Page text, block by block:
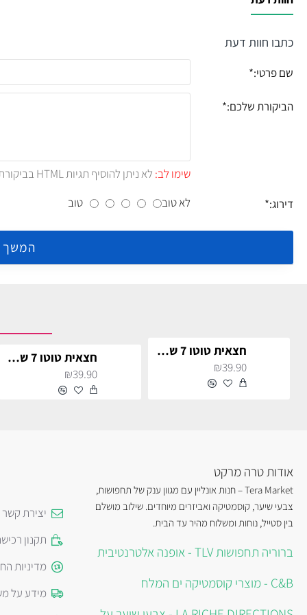
כתבו חוות דעת
שם פרטי:
הביקורת שלכם:
שימו לב: לא ניתן להוסיף תגיות HTML בביקורת.!
דירוג:
לא טוב טוב
המשך
חצאית טוטו 7 שכבות - אדום
₪39.90
חצאית טוטו 7 שכבות - ירוק
₪39.90
אודות טרה מרקט
Tera Market – חנות אונליין עם מגוון ענק של תחפושות,
צבעי שיער, קוסמטיקה ואביזרים מיוחדים. שילוב מושלם
בין סטייל, נוחות ומשלוח מהיר עד הבית.
ברוריה תחפושות TLV - אופנה אלטרנטיבית
C&B - מוצרי קוסמטיקה ים המלח
יצירת קשר
תקנון
מדיניות
מידע על